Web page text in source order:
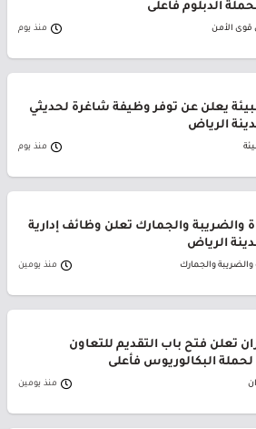
الدبلوم فأعلى
الأمن منذ يوم
يعلن عن توفر وظيفة شاغرة لحديثي
الرياض
منذ يوم
والضريبة والجمارك تعلن وظائف إدارية
الرياض
والضريبة والجمارك منذ يومين
تعلن فتح باب التقديم للتعاون
لحملة البكالوريوس فأعلى
منذ يومين